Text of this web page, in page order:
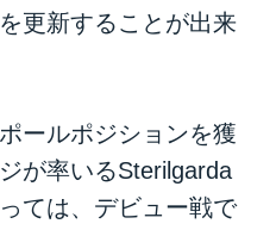
更新することが出来
ールポジションを獲
が率いるSterilgarda
ては、デビュー戦で